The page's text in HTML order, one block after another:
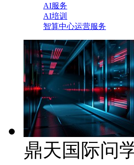
AI服务
AI培训
智算中心运营服务
鼎天国际问